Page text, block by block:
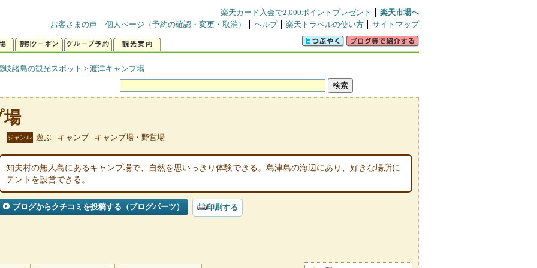
楽天カード入会で2,000ポイントプレゼント
楽天市場へ
お客さまの声
個人ページ（予約の確認・変更・取消） ヘルプ 楽天トラベルの使い方 サイトマップ
岐諸島の観光スポット > 渡津キャンプ場
場
ジャンル 遊ぶ - キャンプ - キャンプ場・野営場
知夫村の無人島にあるキャンプ場で、自然を思いっきり体験できる。島津島の海辺にあり、好きな場所に
テントを設営できる。
ブログからクチコミを投稿する（ブログパーツ） 印刷する